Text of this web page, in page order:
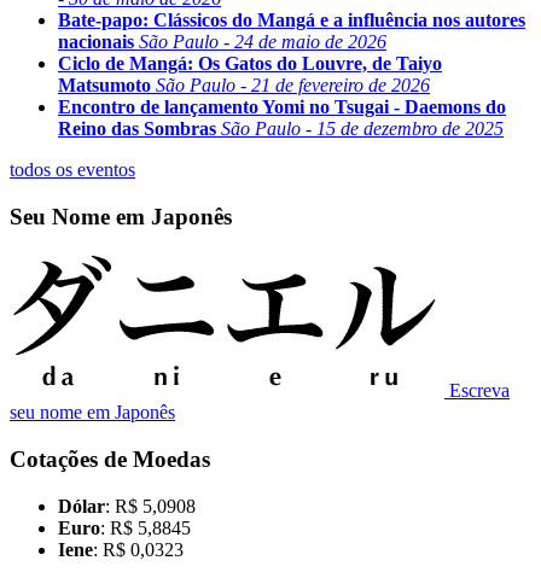
Bate-papo: Clássicos do Mangá e a influência nos autores
nacionais São Paulo - 24 de maio de 2026
Ciclo de Mangá: Os Gatos do Louvre, de Taiyo
Matsumoto São Paulo - 21 de fevereiro de 2026
Encontro de lançamento Yomi no Tsugai - Daemons do
Reino das Sombras São Paulo - 15 de dezembro de 2025
todos os eventos
Seu Nome em Japonês
Escreva
seu nome em Japonês
Cotações de Moedas
Dólar: R$ 5,0908
Euro: R$ 5,8845
Iene: R$ 0,0323